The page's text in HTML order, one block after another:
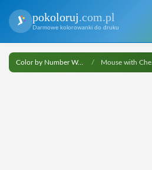
pokoloruj.com.pl
Darmowe kolorowanki do druku
Color by Number Worksheets Mouse with Cheese Color by Number do druku